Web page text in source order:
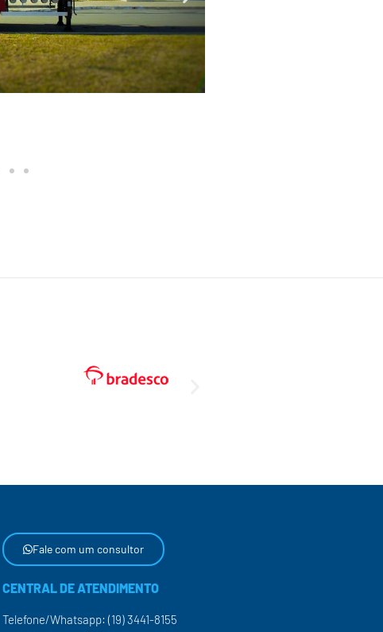
Fale com um consultor
CENTRAL DE ATENDIMENTO
Telefone/Whatsapp: (19) 3441-8155